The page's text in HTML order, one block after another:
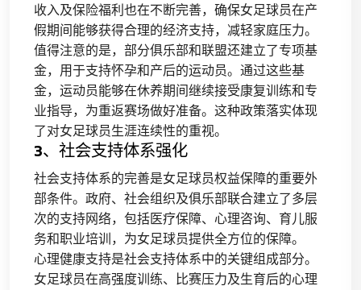
收入及保险福利也在不断完善，确保女足球员在产
假期间能够获得合理的经济支持，减轻家庭压力。
值得注意的是，部分俱乐部和联盟还建立了专项基
金，用于支持怀孕和产后的运动员。通过这些基
金，运动员能够在休养期间继续接受康复训练和专
业指导，为重返赛场做好准备。这种政策落实体现
了对女足球员生涯连续性的重视。
3、社会支持体系强化
社会支持体系的完善是女足球员权益保障的重要外
部条件。政府、社会组织及俱乐部联合建立了多层
次的支持网络，包括医疗保障、心理咨询、育儿服
务和职业培训，为女足球员提供全方位的保障。
心理健康支持是社会支持体系中的关键组成部分。
女足球员在高强度训练、比赛压力及生育后的心理